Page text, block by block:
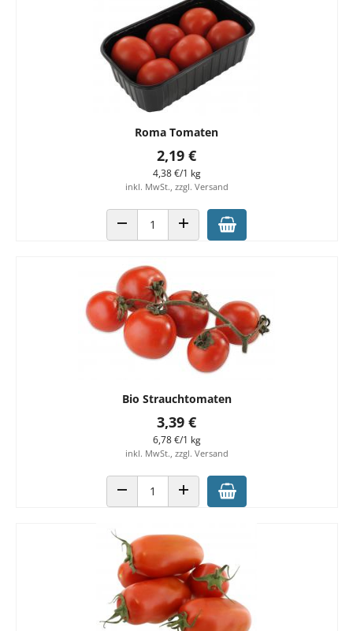
Roma Tomaten
2,19 €
4,38 €/1 kg
inkl. MwSt., zzgl. Versand
ANZAHL VERRINGERNANZAHL ERHÖHEN
Bio Strauchtomaten
3,39 €
6,78 €/1 kg
inkl. MwSt., zzgl. Versand
ANZAHL VERRINGERNANZAHL ERHÖHEN